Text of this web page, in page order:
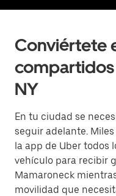
Conviértete
NY
En tu ciudad se
seguir adelante.
la app de Uber todos
vehículo para recibir
Mamaroneck
movilidad que